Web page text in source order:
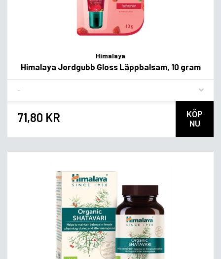
Himalaya
Himalaya Jordgubb Gloss Läppbalsam, 10 gram
71,80 KR
KÖP
NU